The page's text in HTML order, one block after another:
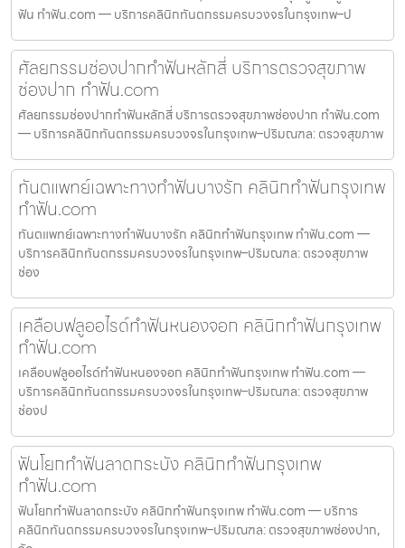
ฟัน ทำฟัน.com — บริการคลินิกทันตกรรมครบวงจรในกรุงเทพ–ป
ศัลยกรรมช่องปากทำฟันหลักสี่ บริการตรวจสุขภาพ
ช่องปาก ทำฟัน.com
ศัลยกรรมช่องปากทำฟันหลักสี่ บริการตรวจสุขภาพช่องปาก ทำฟัน.com
— บริการคลินิกทันตกรรมครบวงจรในกรุงเทพ–ปริมณฑล: ตรวจสุขภาพ
ทันตแพทย์เฉพาะทางทำฟันบางรัก คลินิกทำฟันกรุงเทพ
ทำฟัน.com
ทันตแพทย์เฉพาะทางทำฟันบางรัก คลินิกทำฟันกรุงเทพ ทำฟัน.com —
บริการคลินิกทันตกรรมครบวงจรในกรุงเทพ–ปริมณฑล: ตรวจสุขภาพ
ช่อง
เคลือบฟลูออไรด์ทำฟันหนองจอก คลินิกทำฟันกรุงเทพ
ทำฟัน.com
เคลือบฟลูออไรด์ทำฟันหนองจอก คลินิกทำฟันกรุงเทพ ทำฟัน.com —
บริการคลินิกทันตกรรมครบวงจรในกรุงเทพ–ปริมณฑล: ตรวจสุขภาพ
ช่องป
ฟันโยกทำฟันลาดกระบัง คลินิกทำฟันกรุงเทพ
ทำฟัน.com
ฟันโยกทำฟันลาดกระบัง คลินิกทำฟันกรุงเทพ ทำฟัน.com — บริการ
คลินิกทันตกรรมครบวงจรในกรุงเทพ–ปริมณฑล: ตรวจสุขภาพช่องปาก,